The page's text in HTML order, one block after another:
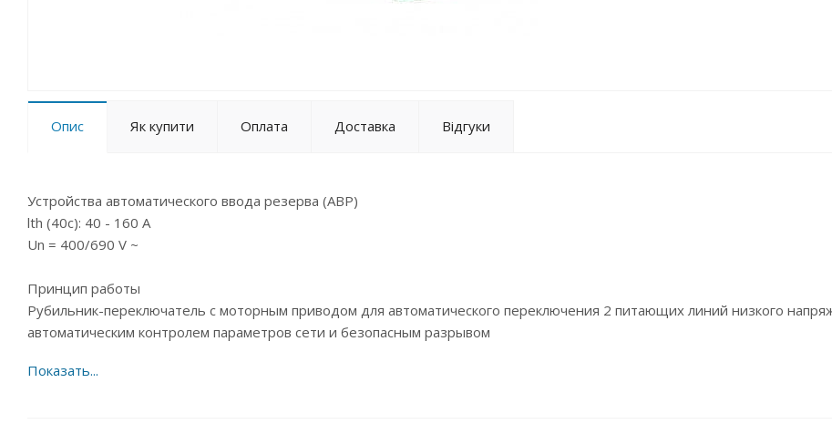
Опис Як купити Оплата Доставка Відгуки
Устройства автоматического ввода резерва (АВР)
lth (40c): 40 - 160 A
Un = 400/690 V ~
Принцип работы
Рубильник-переключатель с моторным приводом для автоматического переключения 2 питающих линий низкого
автоматическим контролем параметров сети и безопасным разрывом
Общие характеристики